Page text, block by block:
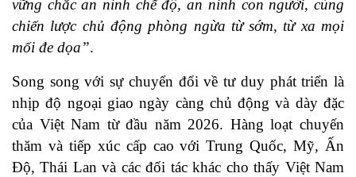
vững chắc an ninh chế độ, an ninh con người, cùng
chiến lược chủ động phòng ngừa từ sớm, từ xa mọi
mối đe dọa”.
Song song với sự chuyển đổi về tư duy phát triển là
nhịp độ ngoại giao ngày càng chủ động và dày đặc
của Việt Nam từ đầu năm 2026. Hàng loạt chuyến
thăm và tiếp xúc cấp cao với Trung Quốc, Mỹ, Ấn
Độ, Thái Lan và các đối tác khác cho thấy Việt Nam